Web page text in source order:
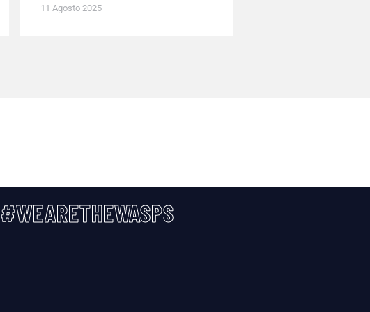
11 Agosto 2025
#WEARETHEWASPS